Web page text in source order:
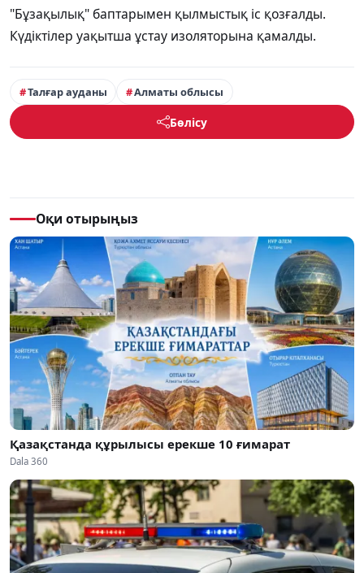
"Бұзақылық" баптарымен қылмыстық іс қозғалды.
Күдіктілер уақытша ұстау изоляторына қамалды.
Талғар ауданы Алматы облысы
Бөлісу
Оқи отырыңыз
Қазақстанда құрылысы ерекше 10 ғимарат
Dala 360